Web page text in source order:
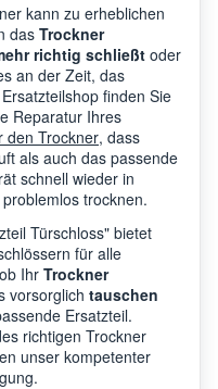
kann zu erheblichen
dasTrockner
richtig schließt oder
an der Zeit, das
finden Sie
Reparatur Ihres
den Trockner, dass
als auch das passende
schnell wieder in
trocknen.
Türschloss" bietet
für alle
Ihr Trockner
vorsorglich tauschen
Ersatzteil.
richtigen Trockner
unser kompetenter